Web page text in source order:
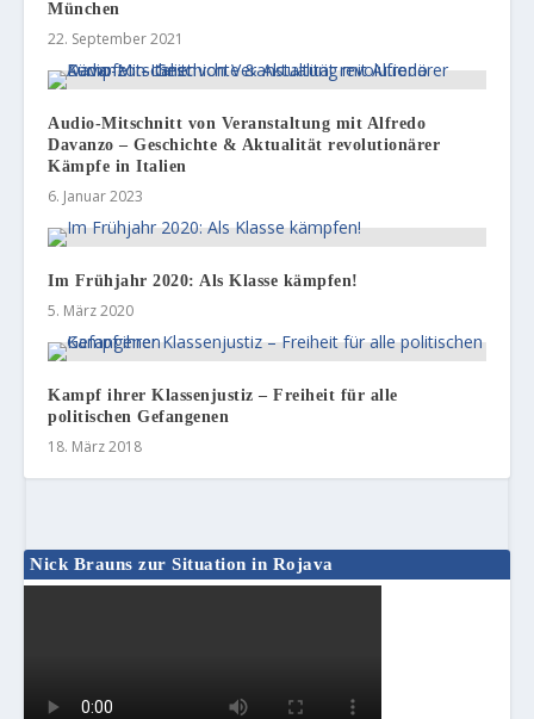
München
22. September 2021
Audio-Mitschnitt von Veranstaltung mit Alfredo
Davanzo – Geschichte & Aktualität revolutionärer
Kämpfe in Italien
6. Januar 2023
Im Frühjahr 2020: Als Klasse kämpfen!
5. März 2020
Kampf ihrer Klassenjustiz – Freiheit für alle
politischen Gefangenen
18. März 2018
Nick Brauns zur Situation in Rojava